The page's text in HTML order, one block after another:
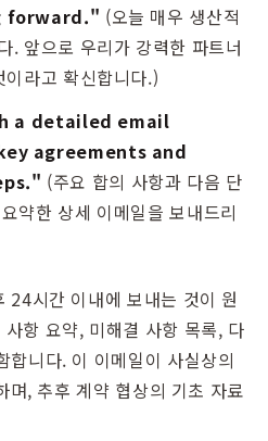
forward." (오늘 매우 생산적
. 앞으로 우리가 강력한 파트너
라고 확신합니다.)
a detailed email
agreements and
(주요 합의 사항과 다음 단
약한 상세 이메일을 보내드리
24시간 이내에 보내는 것이 원
항 요약, 미해결 사항 목록, 다
합니다. 이 이메일이 사실상의
, 추후 계약 협상의 기초 자료